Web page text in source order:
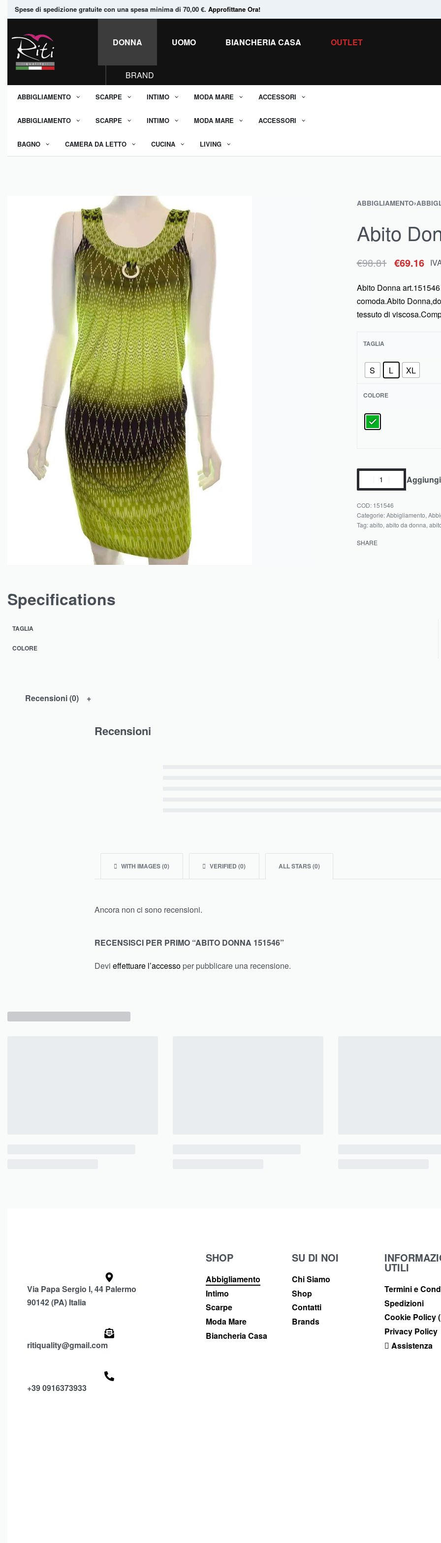
Spese di spedizione gratuite con una spesa minima di 70,00 €. Approfittane Ora!
DONNA UOMO BIANCHERIA CASA OUTLET
BRAND
ABBIGLIAMENTO SCARPE INTIMO MODA MARE ACCESSORI
ABBIGLIAMENTO SCARPE INTIMO MODA MARE ACCESSORI
BAGNO CAMERA DA LETTO CUCINA LIVING
ABBIGLIAMENTO›
Abito
€98.81 €69.16
Abito Donna
comoda.Abito
tessuto di
TAGLIA
S L XL
COLORE
151546
Categorie:Abbigliamento,
Tag:abito, abito da donna,
SHARE
Specifications
TAGLIA
COLORE
Recensioni (0)
Recensioni
WITH IMAGES (0) VERIFIED (0) ALL STARS (0)
Ancora non ci sono recensioni.
RECENSISCI PER PRIMO “ABITO DONNA 151546”
Devi effettuare l’accesso per pubblicare una recensione.
Via Papa Sergio I, 44 Palermo
90142 (PA) Italia
ritiquality@gmail.com
+39 0916373933
SHOP
Abbigliamento
Intimo
Scarpe
Moda Mare
Biancheria Casa
SU DI NOI
Chi Siamo
Shop
Contatti
Brands
UTILI
Termini e
Spedizioni
Cookie Policy
Privacy Policy
Assistenza